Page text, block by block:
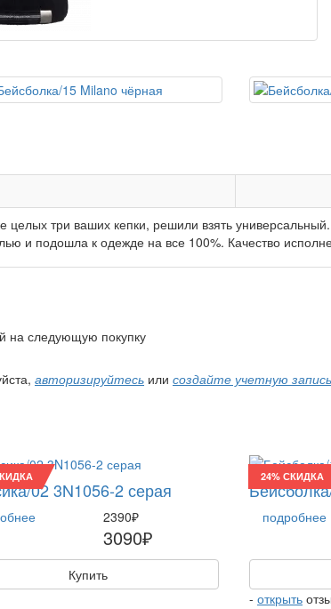
целых три ваших кепки, решили взять
и подошла к одежде на все 100%. Качество
на следующую покупку
авторизируйтесь или создайте учетную запись
02 3N1056-2 серая
2390₽
3090₽
Купить
24% СКИДКА
подробнее
- открыть